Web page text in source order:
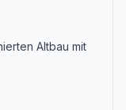
Altbau mit